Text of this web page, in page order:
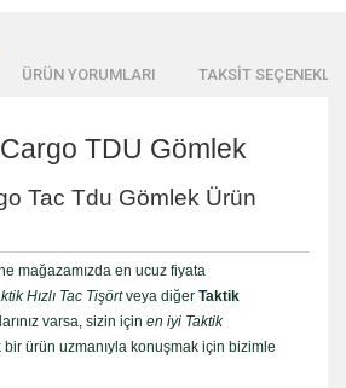
ÜRÜN YORUMLARI TAKSİT
TDU Gömlek
Tac Tdu Gömlek Ürün
mağazamızda en ucuz fiyata
Hızlı Tac Tişörtveya diğer Taktik
varsa, sizin için en iyi Taktik
ürün uzmanıyla konuşmak için bizimle